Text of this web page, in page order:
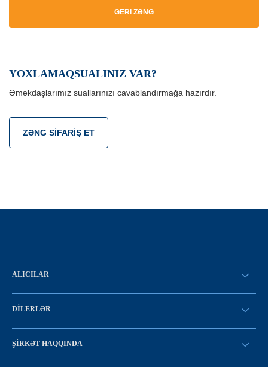
GERI ZƏNG
YOXLAMAQSUALINIZ VAR?
Əməkdaşlarımız suallarınızı cavablandırmağa hazırdır.
ZƏNG SIFARIŞ ET
ALICILAR
SİFARİŞ VERİN
DILERLƏR
SATICI OLMAQ
LC-yə giriş
ŞIRKƏT HAQQINDA
Tariximiz